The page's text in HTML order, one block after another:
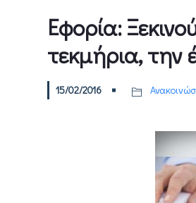
Εφορία:
τεκμήρια, την
15/02/2016